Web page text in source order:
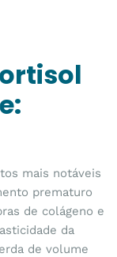
mais notáveis
prematuro
de colágeno e
da
de volume